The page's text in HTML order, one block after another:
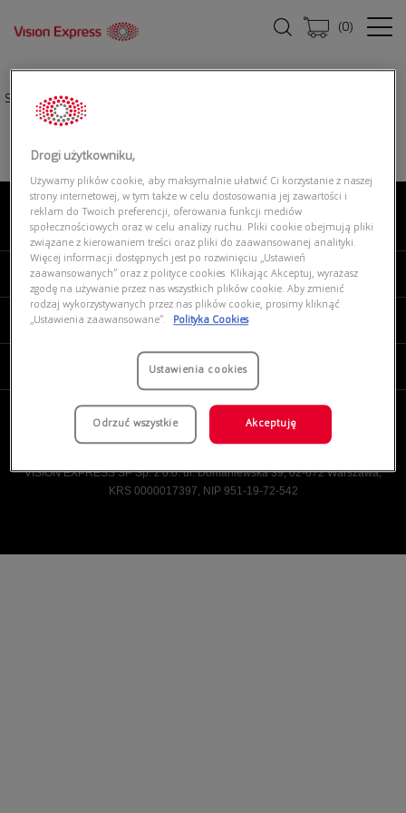
(0)
Strona główna|
O NAS
MOJE VISION EXPRESS
PRODUKTY I USŁUGI
VISION EXPRESS SP Sp. z o.o. ul. Domaniewska 39, 02-672 Warszawa,
KRS 0000017397, NIP 951-19-72-542
Drogi użytkowniku,
Używamy plików cookie, aby maksymalnie ułatwić Ci korzystanie z naszej
strony internetowej, w tym także w celu dostosowania jej zawartości i
reklam do Twoich preferencji, oferowania funkcji mediów
społecznościowych oraz w celu analizy ruchu. Pliki cookie obejmują pliki
związane z kierowaniem treści oraz pliki do zaawansowanej analityki.
Więcej informacji dostępnych jest po rozwinięciu „Ustawień
zaawansowanych” oraz z polityce cookies. Klikając Akceptuj, wyrażasz
zgodę na używanie przez nas wszystkich plików cookie. Aby zmienić
rodzaj wykorzystywanych przez nas plików cookie, prosimy kliknąć
„Ustawienia zaawansowane”.
Polityka Cookies
Ustawienia cookies
Odrzuć wszystkie Akceptuję